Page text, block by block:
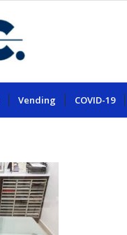
Vending COVID-19